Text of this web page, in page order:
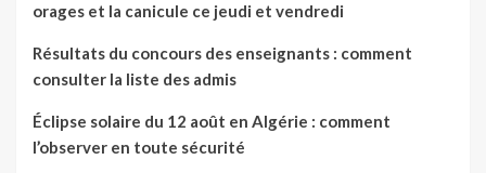
orages et la canicule ce jeudi et vendredi
Résultats du concours des enseignants : comment
consulter la liste des admis
Éclipse solaire du 12 août en Algérie : comment
l’observer en toute sécurité